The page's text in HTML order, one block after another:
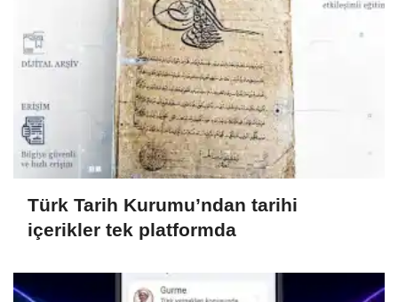
Türk Tarih Kurumu’ndan tarihi
içerikler tek platformda